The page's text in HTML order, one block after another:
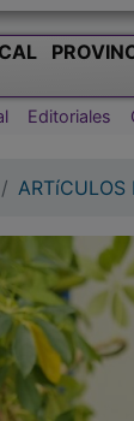
Editoriales
ARTíCULOS